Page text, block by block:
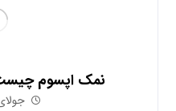
نمک اپسوم
جولای 21,